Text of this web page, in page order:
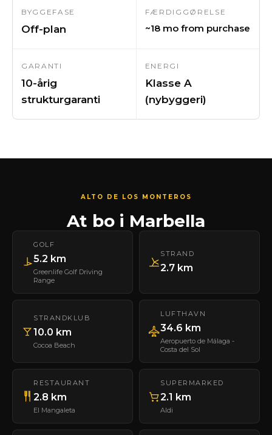
BYGGEFASE
Off-plan
FÆRDIGGØRELSE
~18 mo from purchase
GARANTI
10-årig
strukturgaranti
ENERGI
Klasse A
(nybyggeri)
ALTO DE LOS MONTEROS
At bo i Marbella
GOLF
5.2 km
Greenlife Golf Driving
Range
STRAND
2.7 km
STRANDKLUB
10.0 km
Cocoa Beach
LUFTHAVN
34.6 km
Aeropuerto de Málaga -
Costa del Sol
RESTAURANT
2.8 km
El Mangaleta
SUPERMARKED
2.1 km
Aldi